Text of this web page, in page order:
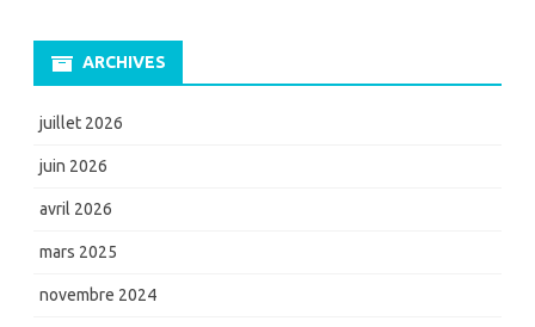
ARCHIVES
juillet 2026
juin 2026
avril 2026
mars 2025
novembre 2024